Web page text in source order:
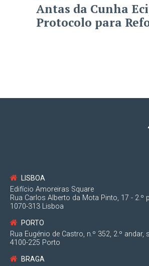
Antas da Cunha
Protocolo para
LISBOA
Edifício Amoreiras Square
Rua Carlos Alberto da Mota Pinto, 17 - 2.º
1070-313 Lisboa
PORTO
Rua Eugénio de Castro, n.º 352, 2.º andar,
4100-225 Porto
BRAGA